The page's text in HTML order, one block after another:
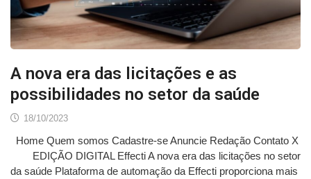
A nova era das licitações e as
possibilidades no setor da saúde
18/10/2023
Home Quem somos Cadastre-se Anuncie Redação Contato X
EDIÇÃO DIGITAL Effecti A nova era das licitações no setor
da saúde Plataforma de automação da Effecti proporciona mais